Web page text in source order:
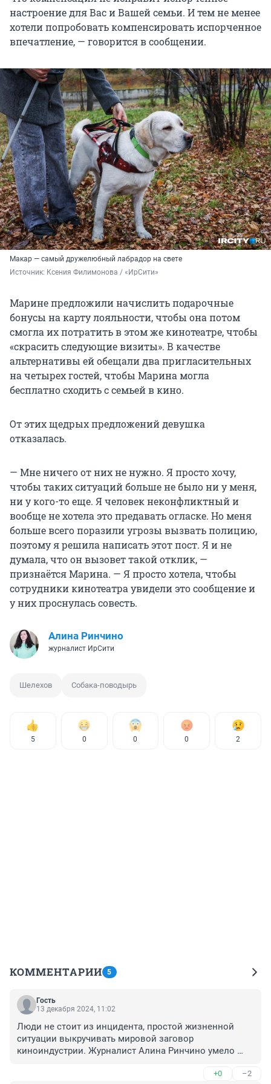
настроение для Вас и Вашей семьи. И тем не менее
хотели попробовать компенсировать испорченное
впечатление, — говорится в сообщении.
Макар — самый дружелюбный лабрадор на свете
Источник: Ксения Филимонова / «ИрСити»
Марине предложили начислить подарочные
бонусы на карту лояльности, чтобы она потом
смогла их потратить в этом же кинотеатре, чтобы
«скрасить следующие визиты». В качестве
альтернативы ей обещали два пригласительных
на четырех гостей, чтобы Марина могла
бесплатно сходить с семьей в кино.
От этих щедрых предложений девушка
отказалась.
— Мне ничего от них не нужно. Я просто хочу,
чтобы таких ситуаций больше не было ни у меня,
ни у кого-то еще. Я человек неконфликтный и
вообще не хотела это предавать огласке. Но меня
больше всего поразили угрозы вызвать полицию,
поэтому я решила написать этот пост. Я и не
думала, что он вызовет такой отклик, —
признаётся Марина. — Я просто хотела, чтобы
сотрудники кинотеатра увидели это сообщение и
у них проснулась совесть.
Алина Ринчино
журналист ИрСити
Шелехов Собака-поводырь
5 0 0 0 2
КОММЕНТАРИИ 5
Гость
13 декабря 2024, 11:02
Люди не стоит из инцидента, простой жизненной
ситуации выкручивать мировой заговор
киноиндустрии. Журналист Алина Ринчино умело
+0 –2